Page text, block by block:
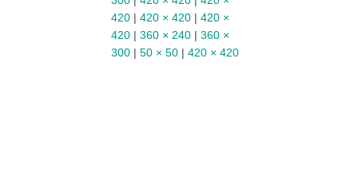
420 | 420 × 420 | 420 ×
420 | 360 × 240 | 360 ×
300 | 50 × 50 | 420 × 420